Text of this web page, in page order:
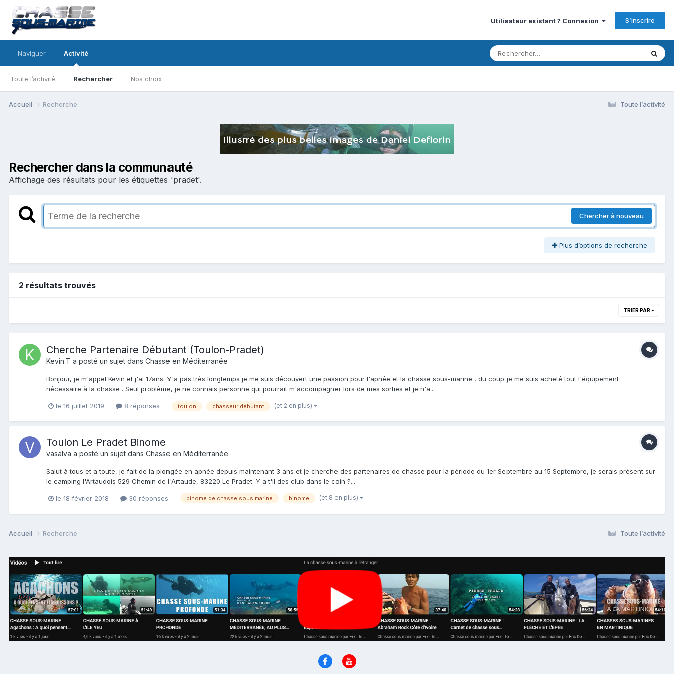
Utilisateur existant ? Connexion S’inscrire
Naviguer Activité
Toute l’activité Rechercher Nos choix
Toute l’activité
Accueil Recherche
Rechercher dans la communauté
Affichage des résultats pour les étiquettes 'pradet'.
Chercher à nouveau
Plus d’options de recherche
2 résultats trouvés
TRIER PAR
Cherche Partenaire Débutant (Toulon-Pradet)
Kevin.T a posté un sujet dans Chasse en Méditerranée
Bonjour, je m'appel Kevin et j'ai 17ans. Y'a pas très longtemps je me suis découvert une passion pour l'apnée et la chasse sous-marine , du coup je me suis acheté tout l'équipement
nécessaire à la chasse . Seul problème, je ne connais personne qui pourrait m'accompagner lors de mes sorties et je n'a...
le 16 juillet 2019 8 réponses toulon chasseur débutant (et 2 en plus)
Toulon Le Pradet Binome
vasalva a posté un sujet dans Chasse en Méditerranée
Salut à tous et a toute, je fait de la plongée en apnée depuis maintenant 3 ans et je cherche des partenaires de chasse pour la période du 1er Septembre au 15 Septembre, je serais présent sur
le camping l'Artaudois 529 Chemin de l'Artaude, 83220 Le Pradet. Y a t'il des club dans le coin ?...
le 18 février 2018 30 réponses binome de chasse sous marine binome (et 8 en plus)
Toute l’activité
Accueil Recherche